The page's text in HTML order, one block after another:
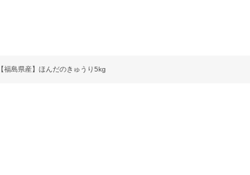
【福島県産】ほんだのきゅうり5kg